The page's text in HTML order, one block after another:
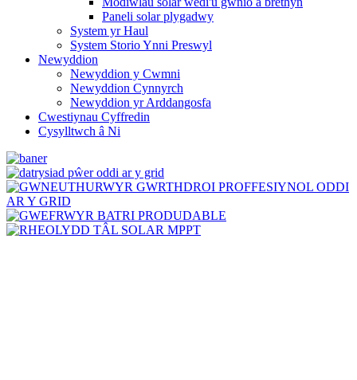
Paneli solar plygadwy
System yr Haul
System Storio Ynni Preswyl
Newyddion
Newyddion y Cwmni
Newyddion Cynnyrch
Newyddion yr Arddangosfa
Cwestiynau Cyffredin
Cysylltwch â Ni